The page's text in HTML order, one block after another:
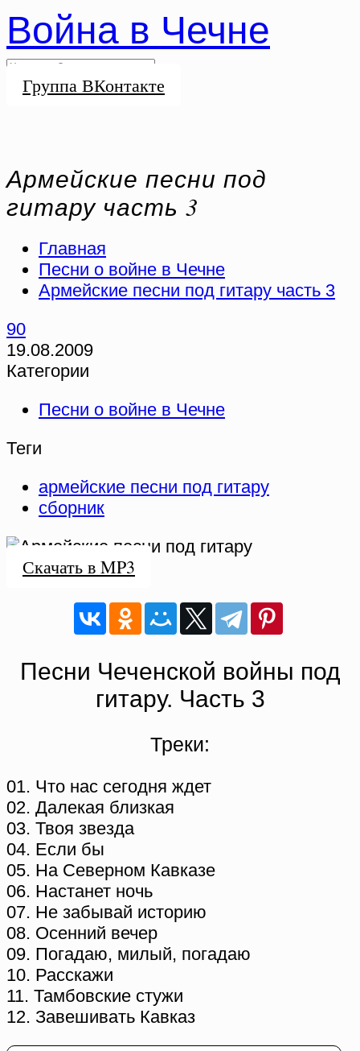
Война в Чечне
Группа ВКонтакте
Армейские песни под
гитару часть 3
Главная
Песни о войне в Чечне
Армейские песни под гитару часть 3
90
19.08.2009
Категории
Песни о войне в Чечне
Теги
армейские песни под гитару
сборник
Скачать в MP3
Песни Чеченской войны под
гитару. Часть 3
Треки:
01. Что нас сегодня ждет
02. Далекая близкая
03. Твоя звезда
04. Если бы
05. На Северном Кавказе
06. Настанет ночь
07. Не забывай историю
08. Осенний вечер
09. Погадаю, милый, погадаю
10. Расскажи
11. Тамбовские стужи
12. Завешивать Кавказ